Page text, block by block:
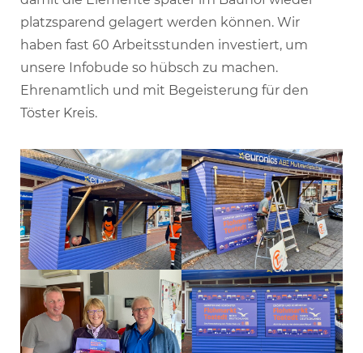
platzsparend gelagert werden können. Wir
haben fast 60 Arbeitsstunden investiert, um
unsere Infobude so hübsch zu machen.
Ehrenamtlich und mit Begeisterung für den
Töster Kreis.